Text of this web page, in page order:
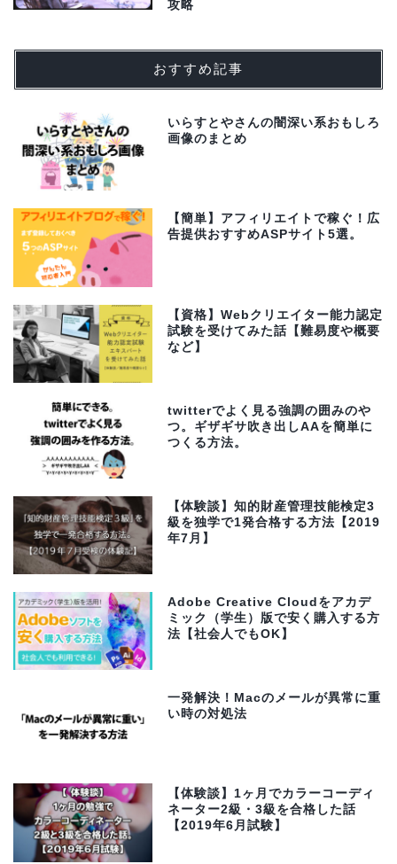
攻略
おすすめ記事
いらすとやさんの闇深い系おもしろ
画像のまとめ
【簡単】アフィリエイトで稼ぐ！広
告提供おすすめASPサイト5選。
【資格】Webクリエイター能力認定
試験を受けてみた話【難易度や概要
など】
twitterでよく見る強調の囲みのや
つ。ギザギサ吹き出しAAを簡単に
つくる方法。
【体験談】知的財産管理技能検定3
級を独学で1発合格する方法【2019
年7月】
Adobe Creative Cloudをアカデ
ミック（学生）版で安く購入する方
法【社会人でもOK】
一発解決！Macのメールが異常に重
い時の対処法
【体験談】1ヶ月でカラーコーディ
ネーター2級・3級を合格した話
【2019年6月試験】